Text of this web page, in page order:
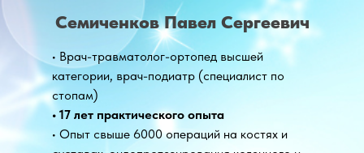
Семиченков Павел Сергеевич
• Врач-травматолог-ортопед высшей
категории, врач-подиатр (специалист по
стопам)
• 17 лет практического опыта
• Опыт свыше 6000 операций на костях и